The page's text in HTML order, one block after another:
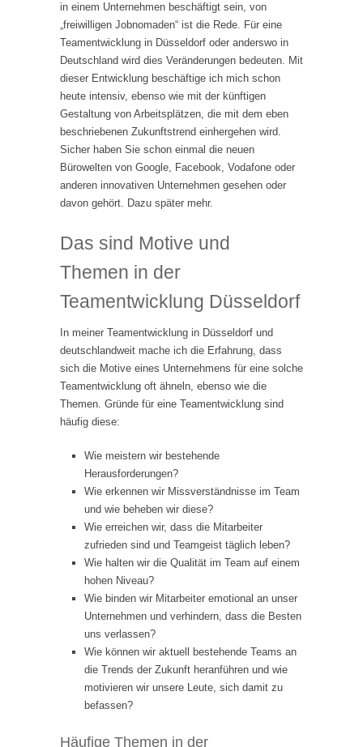
in einem Unternehmen beschäftigt sein, von
„freiwilligen Jobnomaden“ ist die Rede. Für eine
Teamentwicklung in Düsseldorf oder anderswo in
Deutschland wird dies Veränderungen bedeuten. Mit
dieser Entwicklung beschäftige ich mich schon
heute intensiv, ebenso wie mit der künftigen
Gestaltung von Arbeitsplätzen, die mit dem eben
beschriebenen Zukunftstrend einhergehen wird.
Sicher haben Sie schon einmal die neuen
Bürowelten von Google, Facebook, Vodafone oder
anderen innovativen Unternehmen gesehen oder
davon gehört. Dazu später mehr.
Das sind Motive und
Themen in der
Teamentwicklung Düsseldorf
In meiner Teamentwicklung in Düsseldorf und
deutschlandweit mache ich die Erfahrung, dass
sich die Motive eines Unternehmens für eine solche
Teamentwicklung oft ähneln, ebenso wie die
Themen. Gründe für eine Teamentwicklung sind
häufig diese:
Wie meistern wir bestehende
Herausforderungen?
Wie erkennen wir Missverständnisse im Team
und wie beheben wir diese?
Wie erreichen wir, dass die Mitarbeiter
zufrieden sind und Teamgeist täglich leben?
Wie halten wir die Qualität im Team auf einem
hohen Niveau?
Wie binden wir Mitarbeiter emotional an unser
Unternehmen und verhindern, dass die Besten
uns verlassen?
Wie können wir aktuell bestehende Teams an
die Trends der Zukunft heranführen und wie
motivieren wir unsere Leute, sich damit zu
befassen?
Häufige Themen in der